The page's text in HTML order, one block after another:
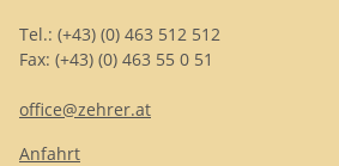
Tel.: (+43) (0) 463 512 512
Fax: (+43) (0) 463 55 0 51
office@zehrer.at
Anfahrt